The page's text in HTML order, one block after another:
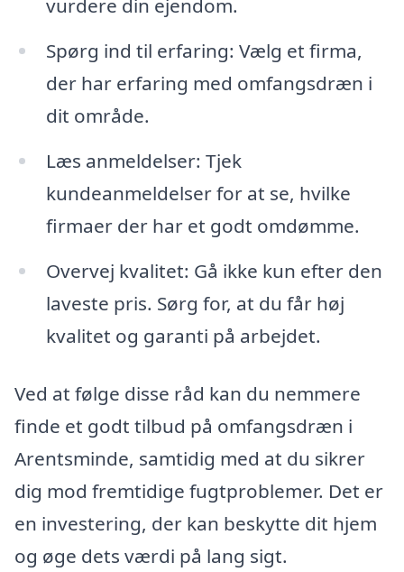
vurdere din ejendom.
Spørg ind til erfaring: Vælg et firma,
der har erfaring med omfangsdræn i
dit område.
Læs anmeldelser: Tjek
kundeanmeldelser for at se, hvilke
firmaer der har et godt omdømme.
Overvej kvalitet: Gå ikke kun efter den
laveste pris. Sørg for, at du får høj
kvalitet og garanti på arbejdet.
Ved at følge disse råd kan du nemmere
finde et godt tilbud på omfangsdræn i
Arentsminde, samtidig med at du sikrer
dig mod fremtidige fugtproblemer. Det er
en investering, der kan beskytte dit hjem
og øge dets værdi på lang sigt.